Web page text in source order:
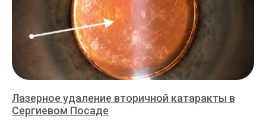
Лазерное удаление вторичной катаракты в
Сергиевом Посаде